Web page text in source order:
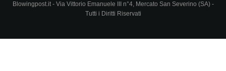
Blowingpost.it - Via Vittorio Emanuele III n°4, Mercato San Severino (SA) -
Tutti i Diritti Riservati